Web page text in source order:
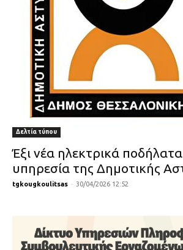
Δελτία τύπου
Έξι νέα ηλεκτρικά
υπηρεσία της Δημοτικής
tgkougkoulitsas - 30/04/2026 12:52